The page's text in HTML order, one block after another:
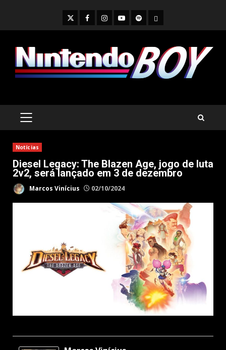
content
TwitterFacebook
Instagram
YoutubeSpotifyCookie
Policy
PRIMARY
Notícias
Diesel Legacy: The Blazen Age, jogo de luta
2v2, será lançado em 3 de dezembro
Marcos Vinícius 02/10/2024